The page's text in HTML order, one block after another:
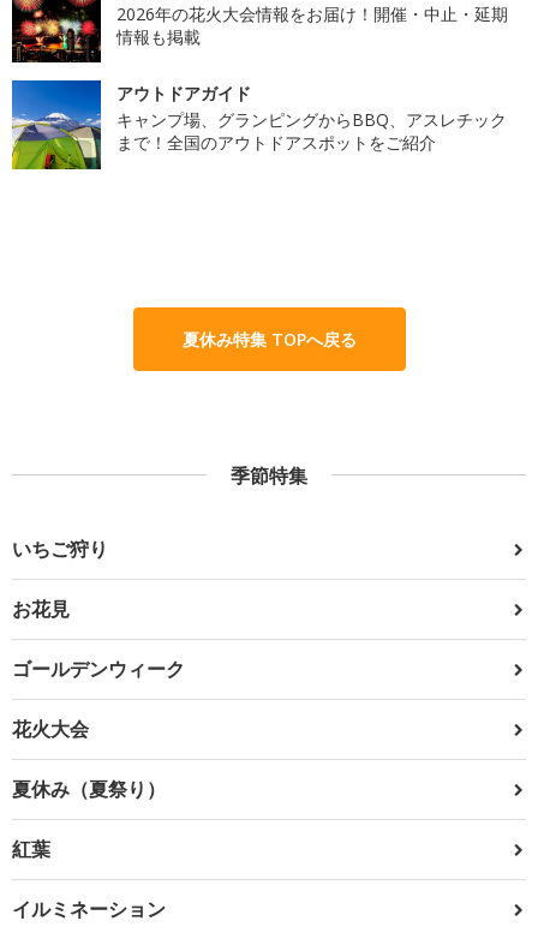
2026年の花火大会情報をお届け！開催・中止・延期
情報も掲載
アウトドアガイド
キャンプ場、グランピングからBBQ、アスレチック
まで！全国のアウトドアスポットをご紹介
夏休み特集 TOPへ戻る
季節特集
いちご狩り
お花見
ゴールデンウィーク
花火大会
夏休み（夏祭り）
紅葉
イルミネーション